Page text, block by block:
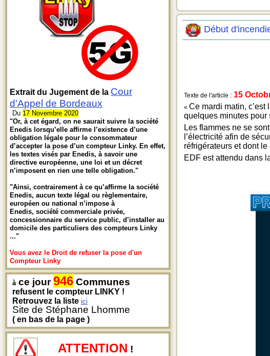
Extrait du Jugement de la Cour
d'Appel de Bordeaux
Du 17 Novembre 2020
"Or, à cet égard, on ne saurait suivre la société
Enedis lorsqu’elle affirme l’existence d’une
obligation légale pour le consommateur
d’accepter la pose d’un compteur Linky. En effet,
les textes visés par Enedis, à savoir une
directive européenne, une loi et un décret
n’imposent en rien une telle obligation."
"Ainsi, contrairement à ce qu’affirme la société
Enedis, aucun texte légal ou règlementaire,
européen ou national n’impose à
Enedis, société commerciale privée,
concessionnaire du service public, d’installer au
domicile des particuliers des compteurs Linky
..."
Vous avez le Droit de refuser la pose d'un
Compteur Linky
à ce jour946 Communes
refusent le compteur LINKY !
Retrouvez la liste ici
Site de Stéphane Lhomme
( en bas de la page )
ATTENTION !
Début
Texte de l'article : 15
« Ce mardi matin,
quelques minutes pour
Les flammes ne se
l’électricité afin de
réfrigérateurs et dont
EDF est attendu dans